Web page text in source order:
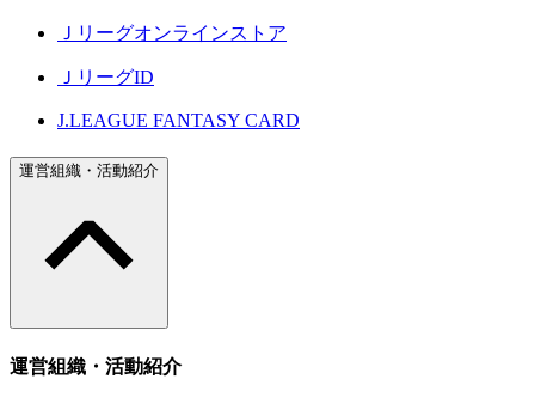
Ｊリーグオンラインストア
ＪリーグID
J.LEAGUE FANTASY CARD
運営組織・活動紹介
運営組織・活動紹介